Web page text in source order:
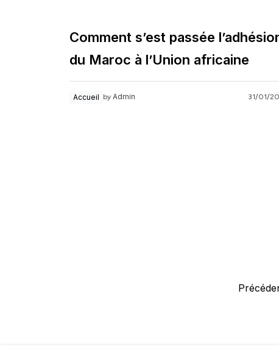
Comment s’est passée
du Maroc à l’Union africaine
Accueil by Admin 31/01/